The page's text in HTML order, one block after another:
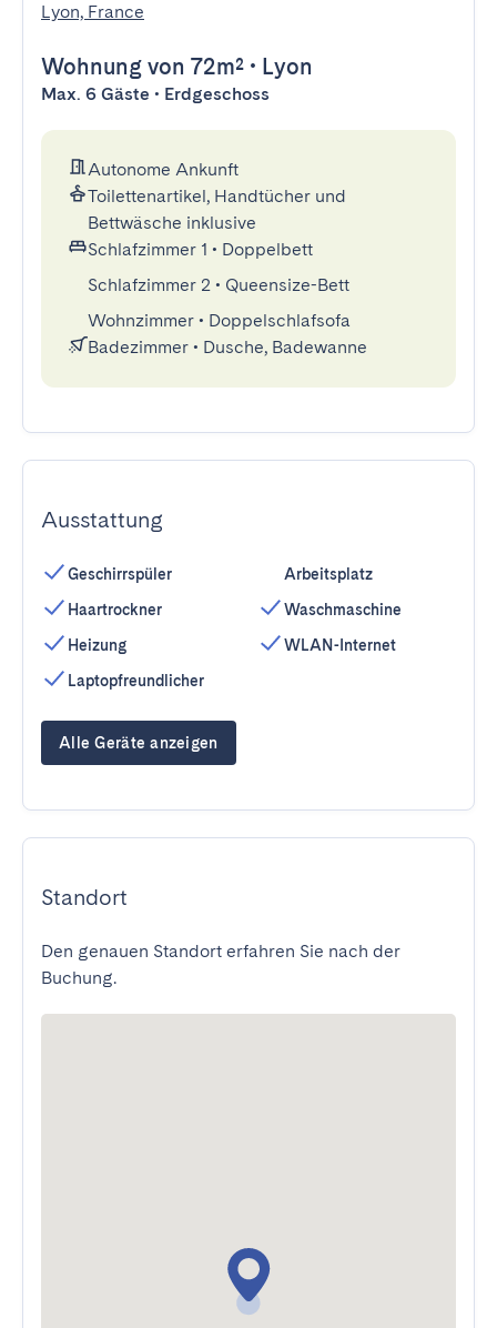
Lyon, France
Wohnung von 72m² • Lyon
Max. 6 Gäste • Erdgeschoss
Autonome Ankunft
Toilettenartikel, Handtücher und
Bettwäsche inklusive
Schlafzimmer 1 • Doppelbett
Schlafzimmer 2 • Queensize-Bett
Wohnzimmer • Doppelschlafsofa
Badezimmer • Dusche, Badewanne
Ausstattung
Geschirrspüler
Haartrockner
Heizung
Laptopfreundlicher
Arbeitsplatz
Waschmaschine
WLAN-Internet
Alle Geräte anzeigen
Standort
Den genauen Standort erfahren Sie nach der
Buchung.